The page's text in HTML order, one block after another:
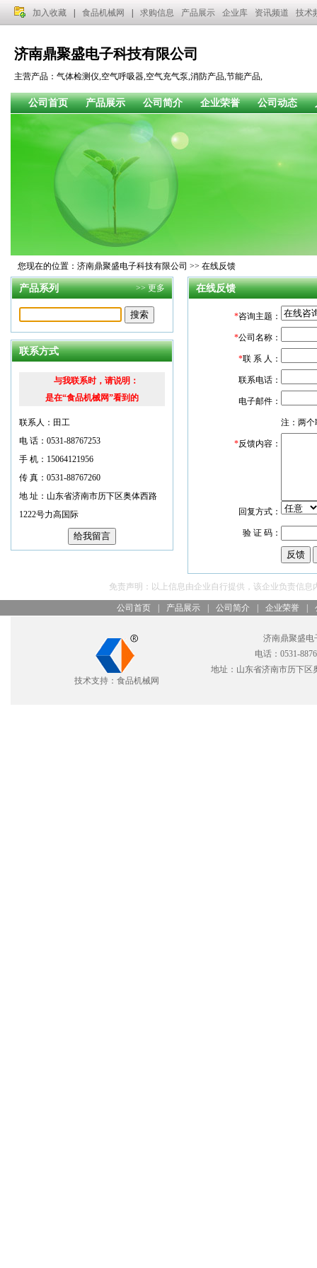
加入收藏 食品机械网 求购信息 产品展示 企业库 资讯频道 技术
济南鼎聚盛电子科技有限公司
主营产品：气体检测仪,空气呼吸器,空气充气泵,消防产品,节能产品,
公司首页 产品展示 公司简介 企业荣誉 公司动态
您现在的位置：济南鼎聚盛电子科技有限公司 >> 在线反馈
产品系列 >>更多
联系方式
与我联系时，请说明：
是在“食品机械网”看到的
联系人：田工
电 话：0531-88767253
手 机：15064121956
传 真：0531-88767260
地 址：山东省济南市历下区奥体西路
1222号力高国际
在线反馈
*咨询主题：
*公司名称：
*联 系 人：
联系电话：
电子邮件：
注：两个
*反馈内容：
回复方式：
验 证 码：
免责声明：以上信息由企业自行提供，该企业负责信
公司首页 产品展示 公司简介 企业荣誉
技术支持：食品机械网
济南鼎聚盛电
电话：0531-
地址：山东省济南市历下区